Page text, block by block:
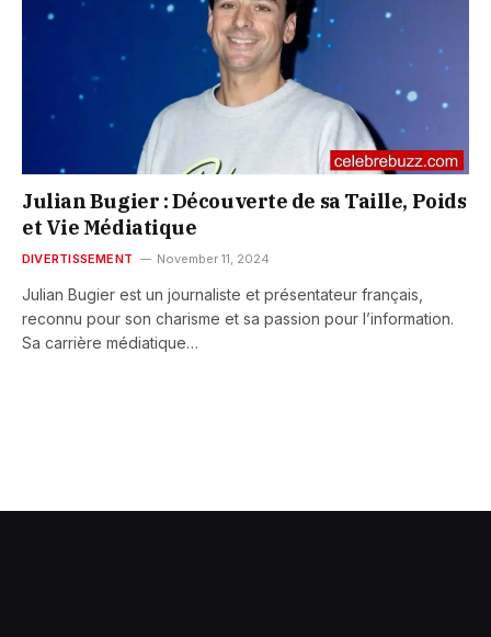
Julian Bugier : Découverte de sa Taille, Poids
et Vie Médiatique
DIVERTISSEMENT November 11, 2024
Julian Bugier est un journaliste et présentateur français,
reconnu pour son charisme et sa passion pour l’information.
Sa carrière médiatique…